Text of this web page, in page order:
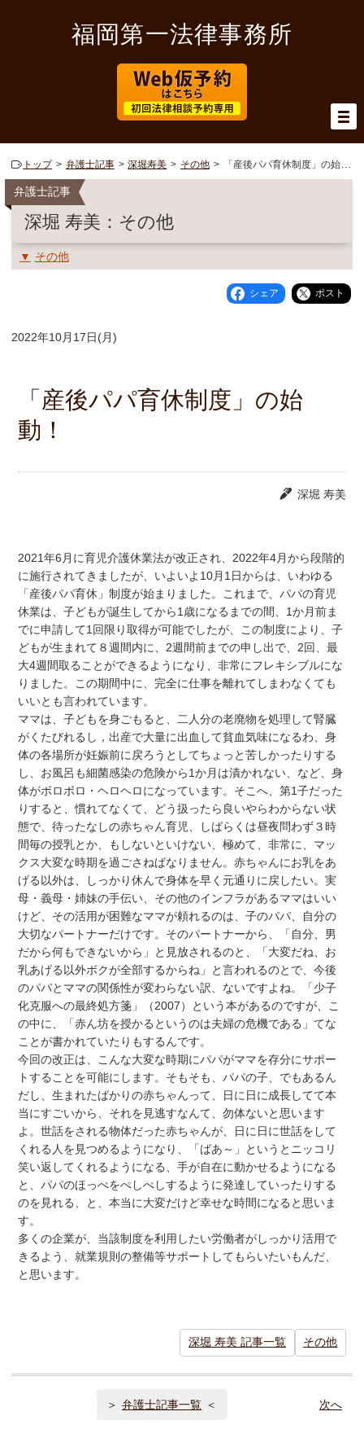
福岡第一法律事務所
トップ 弁護士記事 深堀寿美 その他 「産後パパ育休制度」の始動！
弁護士記事
深堀 寿美：その他
その他
シェア ポスト
2022年10月17日(月)
「産後パパ育休制度」の始
動！
深堀 寿美
2021年6月に育児介護休業法が改正され、2022年4月から段階的
に施行されてきましたが、いよいよ10月1日からは、いわゆる
「産後パパ育休」制度が始まりました。これまで、パパの育児
休業は、子どもが誕生してから1歳になるまでの間、1か月前ま
でに申請して1回限り取得が可能でしたが、この制度により、子
どもが生まれて８週間内に、2週間前までの申し出で、2回、最
大4週間取ることができるようになり、非常にフレキシブルにな
りました。この期間中に、完全に仕事を離れてしまわなくても
いいとも言われています。
ママは、子どもを身ごもると、二人分の老廃物を処理して腎臓
がくたびれるし，出産で大量に出血して貧血気味になるわ、身
体の各場所が妊娠前に戻ろうとしてちょっと苦しかったりする
し、お風呂も細菌感染の危険から1か月は漬かれない、など、身
体がボロボロ・ヘロヘロになっています。そこへ、第1子だった
りすると、慣れてなくて、どう扱ったら良いやらわからない状
態で、待ったなしの赤ちゃん育児、しばらくは昼夜問わず３時
間毎の授乳とか、もしないといけない、極めて、非常に、マッ
クス大変な時期を過ごさねばなりません。赤ちゃんにお乳をあ
げる以外は、しっかり休んで身体を早く元通りに戻したい。実
母・義母・姉妹の手伝い、その他のインフラがあるママはいい
けど、その活用が困難なママが頼れるのは、子のパパ、自分の
大切なパートナーだけです。そのパートナーから、「自分、男
だから何もできないから」と見放されるのと、「大変だね、お
乳あげる以外ボクが全部するからね」と言われるのとで、今後
のパパとママの関係性が変わらない訳、ないですよね。「少子
化克服への最終処方箋」（2007）という本があるのですが、こ
の中に、「赤ん坊を授かるというのは夫婦の危機である」てな
ことが書かれていたりもするんです。
今回の改正は、こんな大変な時期にパパがママを存分にサポー
トすることを可能にします。そもそも、パパの子、でもあるん
だし、生まれたばかりの赤ちゃんって、日に日に成長してて本
当にすごいから、それを見逃すなんて、勿体ないと思います
よ。世話をされる物体だった赤ちゃんが、日に日に世話をして
くれる人を見つめるようになり、「ばあ～」というとニッコリ
笑い返してくれるようになる、手が自在に動かせるようになる
と、パパのほっぺをぺしぺしするように発達していったりする
のを見れる、と、本当に大変だけど幸せな時間になると思いま
す。
多くの企業が、当該制度を利用したい労働者がしっかり活用で
きるよう、就業規則の整備等サポートしてもらいたいもんだ、
と思います。
深堀 寿美 記事一覧 その他
弁護士記事一覧 次へ